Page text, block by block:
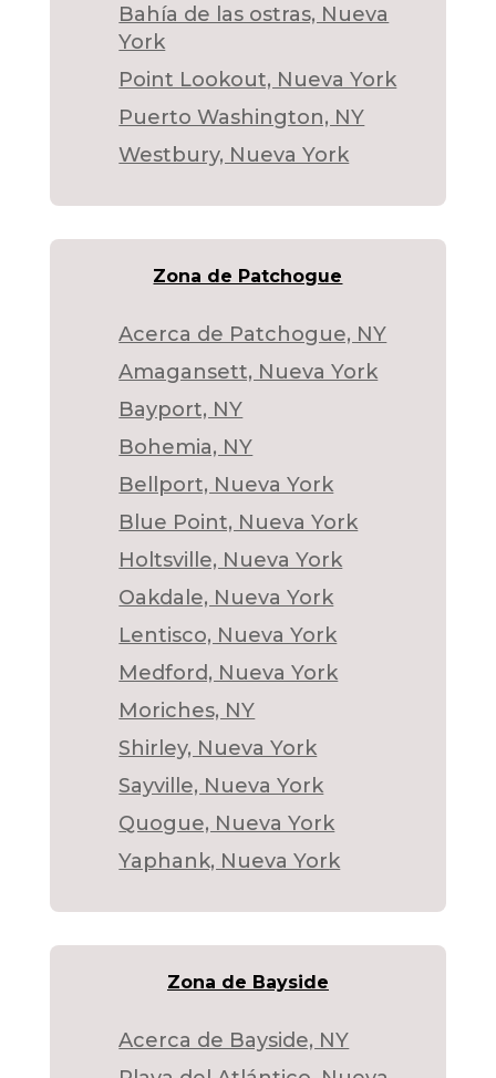
Bahía de las ostras, Nueva
York
Point Lookout, Nueva York
Puerto Washington, NY
Westbury, Nueva York
Zona de Patchogue
Acerca de Patchogue, NY
Amagansett, Nueva York
Bayport, NY
Bohemia, NY
Bellport, Nueva York
Blue Point, Nueva York
Holtsville, Nueva York
Oakdale, Nueva York
Lentisco, Nueva York
Medford, Nueva York
Moriches, NY
Shirley, Nueva York
Sayville, Nueva York
Quogue, Nueva York
Yaphank, Nueva York
Zona de Bayside
Acerca de Bayside, NY